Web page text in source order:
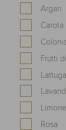
Argan
Carota
Colonia
Frutti
Lattuga
Limone
Rosa